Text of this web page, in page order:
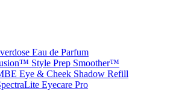
Eau de Parfum
Style Prep Smoother™
Eye & Cheek Shadow Refill
Eyecare Pro